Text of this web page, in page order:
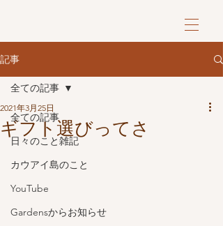
記事
全ての記事
日々のこと雑記
カウアイ島のこと
YouTube
Gardensからお知らせ
全ての記事
ギフト選びってさ
2021年3月25日